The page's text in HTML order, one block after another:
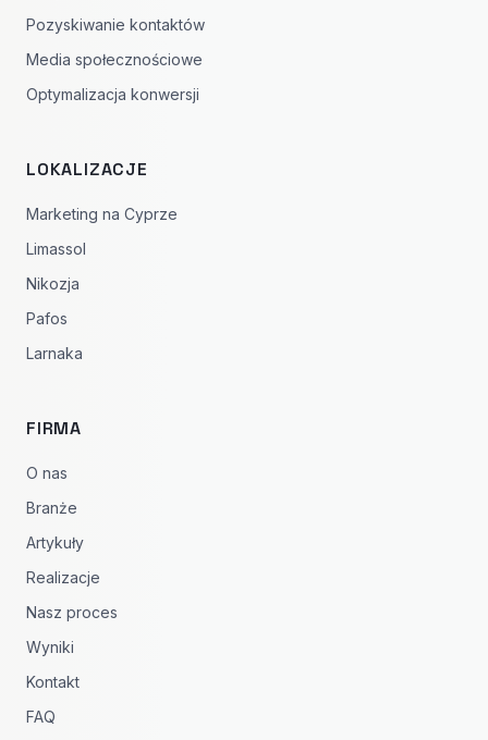
Pozyskiwanie kontaktów
Media społecznościowe
Optymalizacja konwersji
LOKALIZACJE
Marketing na Cyprze
Limassol
Nikozja
Pafos
Larnaka
FIRMA
O nas
Branże
Artykuły
Realizacje
Nasz proces
Wyniki
Kontakt
FAQ